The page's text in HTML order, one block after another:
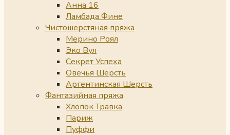
Анна 16
Ламбада Фине
Чистошерстяная пряжа
Мерино Роял
Эко Вул
Секрет Успеха
Овечья Шерсть
Аргентинская Шерсть
Фантазийная пряжа
Хлопок Травка
Париж
Пуффи